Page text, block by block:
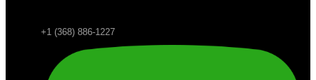
+1 (368) 886-1227